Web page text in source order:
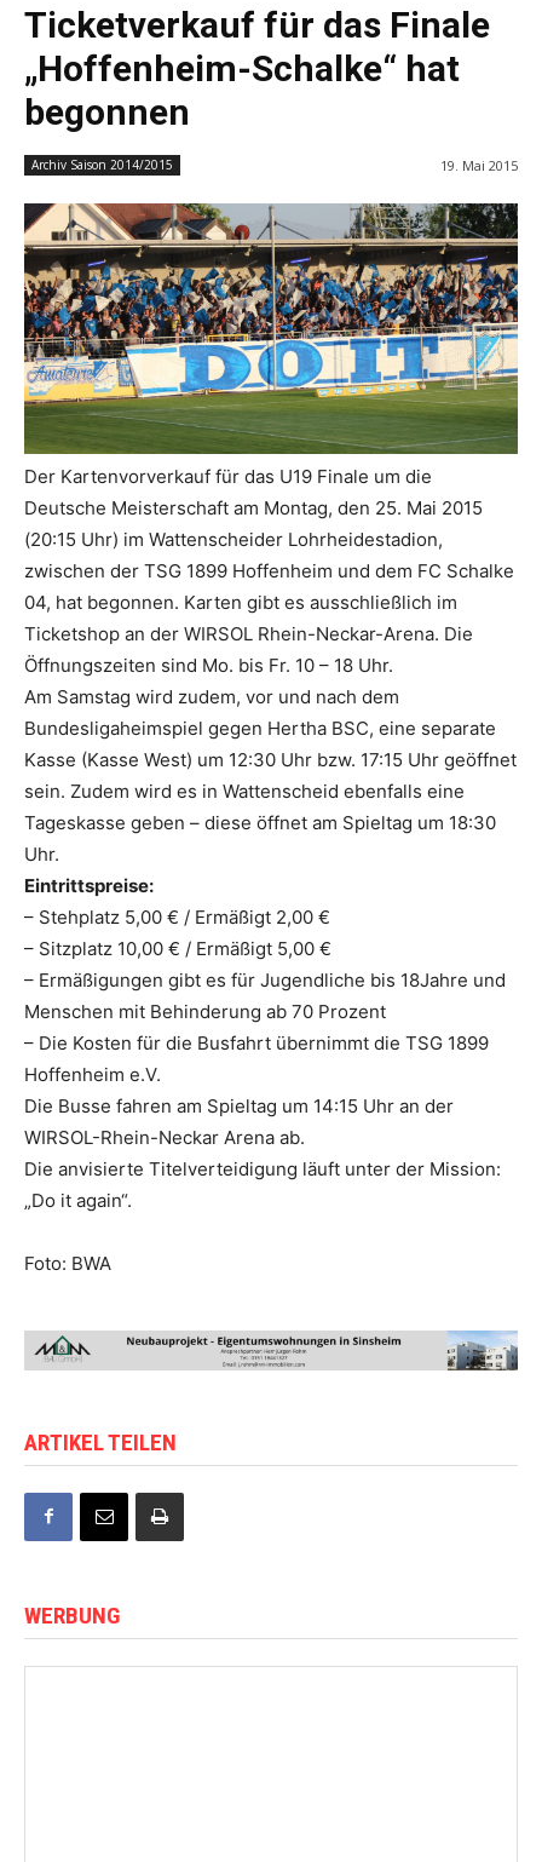
Ticketverkauf für das Finale
„Hoffenheim-Schalke“ hat
begonnen
Archiv Saison 2014/2015 19. Mai 2015
Der Kartenvorverkauf für das U19 Finale um die
Deutsche Meisterschaft am Montag, den 25. Mai 2015
(20:15 Uhr) im Wattenscheider Lohrheidestadion,
zwischen der TSG 1899 Hoffenheim und dem FC Schalke
04, hat begonnen. Karten gibt es ausschließlich im
Ticketshop an der WIRSOL Rhein-Neckar-Arena. Die
Öffnungszeiten sind Mo. bis Fr. 10 – 18 Uhr.
Am Samstag wird zudem, vor und nach dem
Bundesligaheimspiel gegen Hertha BSC, eine separate
Kasse (Kasse West) um 12:30 Uhr bzw. 17:15 Uhr geöffnet
sein. Zudem wird es in Wattenscheid ebenfalls eine
Tageskasse geben – diese öffnet am Spieltag um 18:30
Uhr.
Eintrittspreise:
– Stehplatz 5,00 € / Ermäßigt 2,00 €
– Sitzplatz 10,00 € / Ermäßigt 5,00 €
– Ermäßigungen gibt es für Jugendliche bis 18Jahre und
Menschen mit Behinderung ab 70 Prozent
– Die Kosten für die Busfahrt übernimmt die TSG 1899
Hoffenheim e.V.
Die Busse fahren am Spieltag um 14:15 Uhr an der
WIRSOL-Rhein-Neckar Arena ab.
Die anvisierte Titelverteidigung läuft unter der Mission:
„Do it again“.
Foto: BWA
ARTIKEL TEILEN
WERBUNG